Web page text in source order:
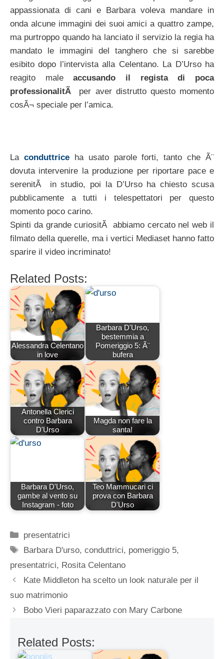
appassionata di cani e Barbara voleva mandare in
onda alcune immagini dei suoi amici a quattro zampe,
ma purtroppo quando ha lanciato il servizio la regia ha
mandato le immagini del tanghero che si sarebbe
esibito dopo l’intervista alla Celentano. La D’Urso ha
reagito maleaccusando il regista di poca
professionalitÃ
per aver distrutto questo momento
cosÃ¬ speciale per l’amica.
La conduttriceha usato parole forti, tanto che Ã¨
dovuta intervenire la produzione per riportare pace e
serenitÃ in studio, poi la D’Urso ha chiesto scusa
pubblicamente a tutti i telespettatori per questo
momento poco carino.
Spinti da grande curiositÃ abbiamo cercato nel web il
filmato della querelle, ma i vertici Mediaset hanno fatto
sparire il video incriminato!
Related Posts:
Alessandra Celentano
in love
Barbara D'Urso,
bestemmia a
Pomeriggio 5: Ã¨
bufera
Antonella Clerici
contro Barbara
D'Urso
Magda non fare la
santa!
Barbara D'Urso,
gambe al vento su
Instagram - foto
Teo Mammucari ci
prova con Barbara
D'Urso
Categorie
presentatrici
Tag
Barbara D'urso,conduttrici, pomeriggio 5,
presentatrici, Rosita Celentano
Kate Middleton ha scelto un look naturale per il
suo matrimonio
Bobo Vieri paparazzato con Mary Carbone
Related Posts: